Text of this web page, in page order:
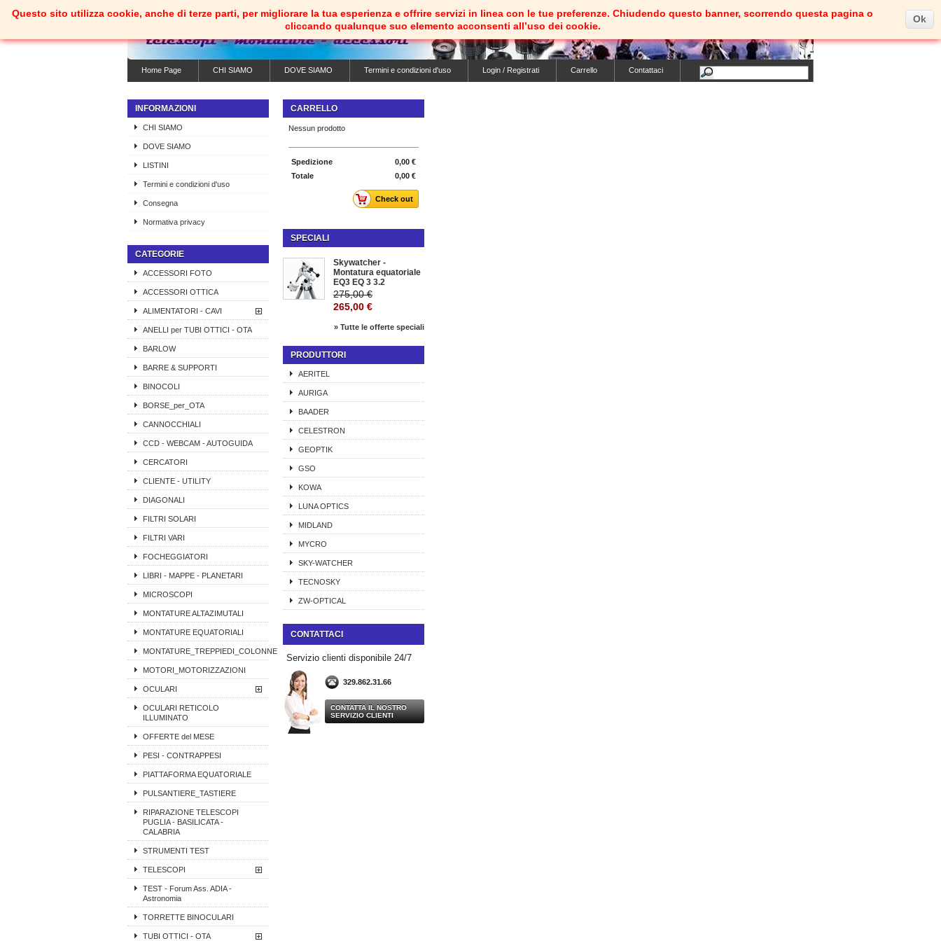
(vuoto)
Benvenuti Entra
Home Page CHI SIAMO DOVE SIAMO Termini e condizioni d'uso Login / Registrati Carrello Contattaci
INFORMAZIONI
CHI SIAMO
DOVE SIAMO
LISTINI
Termini e condizioni d'uso
Consegna
Normativa privacy
CATEGORIE
ACCESSORI FOTO
ACCESSORI OTTICA
ALIMENTATORI - CAVI
ANELLI per TUBI OTTICI - OTA
BARLOW
BARRE & SUPPORTI
BINOCOLI
BORSE_per_OTA
CANNOCCHIALI
CCD - WEBCAM - AUTOGUIDA
CERCATORI
CLIENTE - UTILITY
DIAGONALI
FILTRI SOLARI
FILTRI VARI
FOCHEGGIATORI
LIBRI - MAPPE - PLANETARI
MICROSCOPI
MONTATURE ALTAZIMUTALI
MONTATURE EQUATORIALI
MONTATURE_TREPPIEDI_COLONNE
MOTORI_MOTORIZZAZIONI
OCULARI
OCULARI RETICOLO
ILLUMINATO
OFFERTE del MESE
PESI - CONTRAPPESI
PIATTAFORMA EQUATORIALE
PULSANTIERE_TASTIERE
RIPARAZIONE TELESCOPI
PUGLIA - BASILICATA -
CALABRIA
STRUMENTI TEST
TELESCOPI
TEST - Forum Ass. ADIA -
Astronomia
TORRETTE BINOCULARI
TUBI OTTICI - OTA
CARRELLO
Nessun prodotto
0,00 €
Spedizione
0,00 €
Totale
Check out
SPECIALI
Skywatcher -
Montatura equatoriale
EQ3 EQ 3 3.2
275,00 €
265,00 €
» Tutte le offerte speciali
PRODUTTORI
AERITEL
AURIGA
BAADER
CELESTRON
GEOPTIK
GSO
KOWA
LUNA OPTICS
MIDLAND
MYCRO
SKY-WATCHER
TECNOSKY
ZW-OPTICAL
CONTATTACI
Servizio clienti disponibile 24/7
329.862.31.66
CONTATTA IL NOSTRO
SERVIZIO CLIENTI
Questo sito utilizza cookie, anche di terze parti, per migliorare la tua esperienza e offrire servizi in linea con le tue preferenze. Chiudendo questo banner, scorrendo questa pagina o
cliccando qualunque suo elemento acconsenti all’uso dei cookie.
Ok